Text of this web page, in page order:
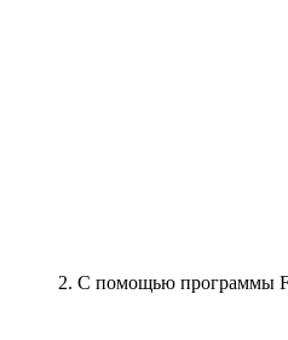
2. С помощью программы